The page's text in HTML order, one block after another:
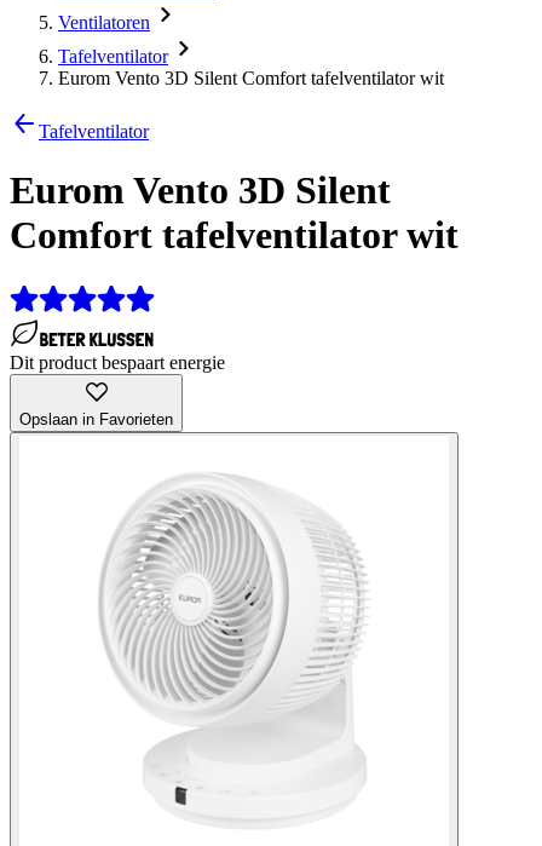
Ventilatoren
Tafelventilator
Eurom Vento 3D Silent Comfort tafelventilator wit
Tafelventilator
Eurom Vento 3D Silent
Comfort tafelventilator wit
Dit product bespaart energie
Opslaan in Favorieten